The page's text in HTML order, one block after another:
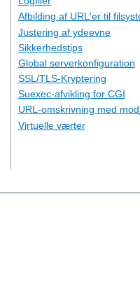
Afbilding af URL'er til
Justering af ydeevne
Sikkerhedstips
Global serverkonfiguration
SSL/TLS-Kryptering
Suexec-afvikling for CGI
URL-omskrivning med
Virtuelle værter